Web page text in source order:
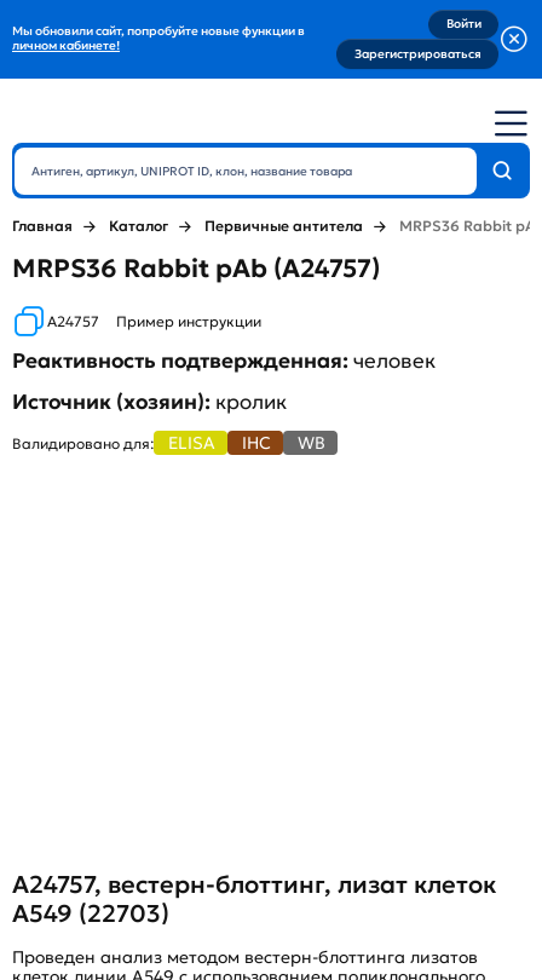
Мы обновили сайт, попробуйте новые функции в
личном кабинете!
Войти
Зарегистрироваться
Главная Каталог Первичные антитела MRPS36 Rabbit
MRPS36 Rabbit pAb (A24757)
A24757 Пример инструкции
Реактивность подтвержденная:человек
Источник (хозяин): кролик
Валидировано для: ELISA IHC WB
A24757, вестерн-блоттинг, лизат клеток
A549 (22703)
Проведен анализ методом вестерн-блоттинга лизатов